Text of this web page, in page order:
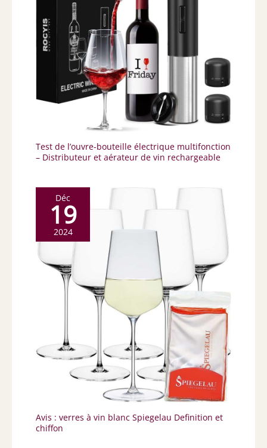
Test de l’ouvre-bouteille électrique multifonction
– Distributeur et aérateur de vin rechargeable
Déc
19
2024
Avis : verres à vin blanc Spiegelau Definition et
chiffon